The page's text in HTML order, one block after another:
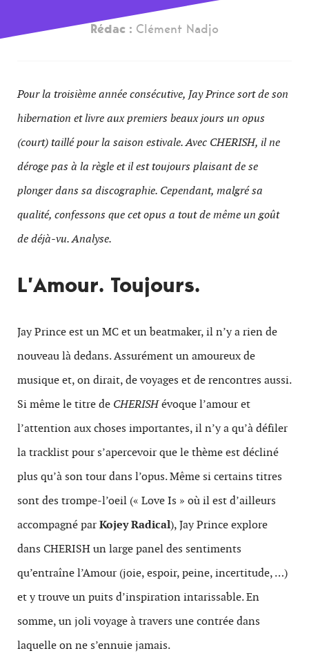
Rédac : Clément Nadjo
Pour la troisième année consécutive, Jay Prince sort de son
hibernation et livre aux premiers beaux jours un opus
(court) taillé pour la saison estivale. Avec CHERISH, il ne
déroge pas à la règle et il est toujours plaisant de se
plonger dans sa discographie. Cependant, malgré sa
qualité, confessons que cet opus a tout de même un goût
de déjà-vu. Analyse.
L’Amour. Toujours.
Jay Prince est un MC et un beatmaker, il n’y a rien de
nouveau là dedans. Assurément un amoureux de
musique et, on dirait, de voyages et de rencontres aussi.
Si même le titre de CHERISHévoque l’amour et
l’attention aux choses importantes, il n’y a qu’à défiler
la tracklist pour s’apercevoir que le thème est décliné
plus qu’à son tour dans l’opus. Même si certains titres
sont des trompe-l’oeil (« Love Is » où il est d’ailleurs
accompagné parKojey Radical), Jay Prince explore
dans CHERISH un large panel des sentiments
qu’entraîne l’Amour (joie, espoir, peine, incertitude, …)
et y trouve un puits d’inspiration intarissable. En
somme, un joli voyage à travers une contrée dans
laquelle on ne s’ennuie jamais.